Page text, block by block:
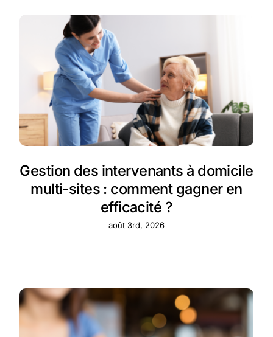
Gestion des intervenants à domicile
multi-sites : comment gagner en
efficacité ?
août 3rd, 2026